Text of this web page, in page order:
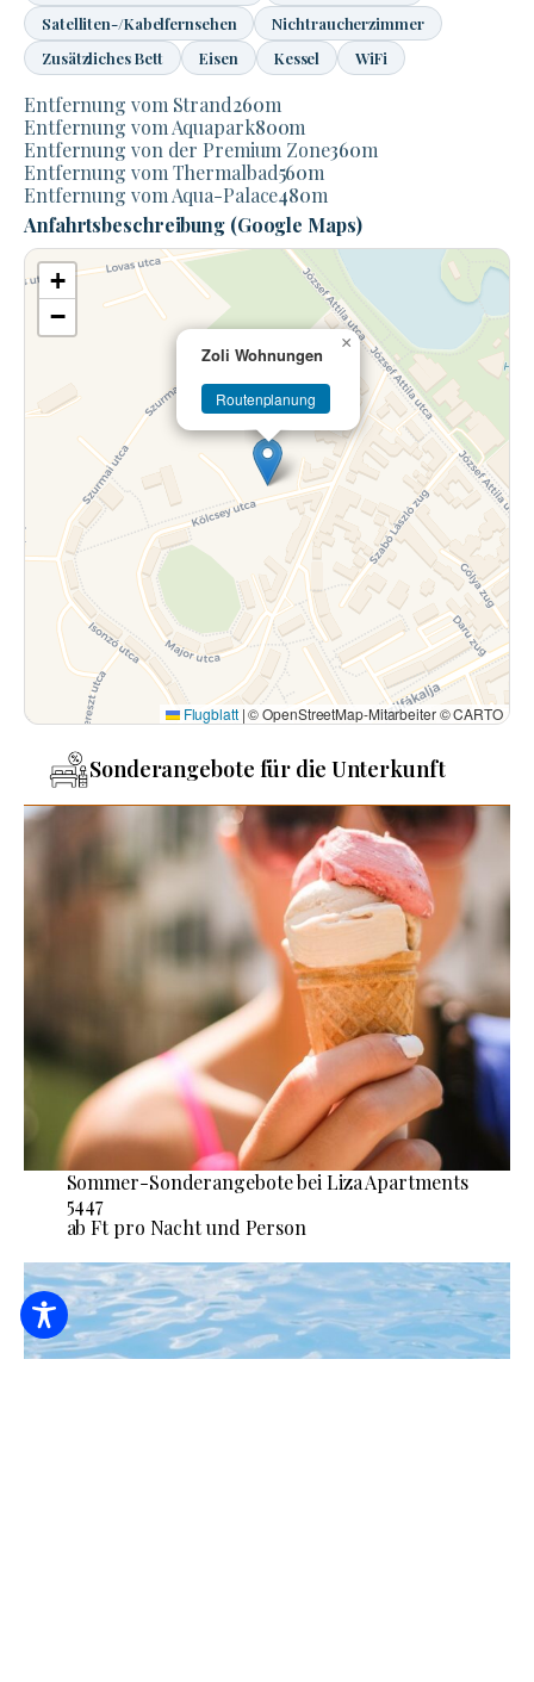
Satelliten-/Kabelfernsehen
Nichtraucherzimmer
Zusätzliches Bett
Eisen Kessel WiFi
Entfernung vom Strand260m
Entfernung vom Aquapark800m
Entfernung von der Premium Zone360m
Entfernung vom Thermalbad560m
Entfernung vom Aqua-Palace480m
Anfahrtsbeschreibung (Google Maps)
Zoli Wohnungen
Routenplanung
×
+
−
Flugblatt |© OpenStreetMap-Mitarbeiter © CARTO
Sonderangebote für die Unterkunft
Sommer-Sonderangebote bei Liza Apartments
5447
ab Ft pro Nacht und Person